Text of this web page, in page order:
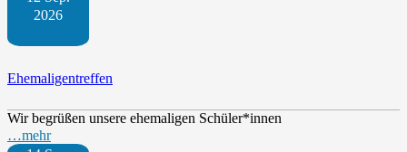
2026
Ehemaligentreffen
Wir begrüßen unsere ehemaligen Schüler*innen
…mehr